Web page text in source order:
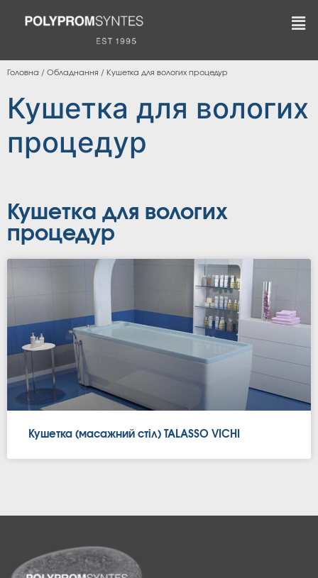
Головна / Обладнання / Кушетка для вологих процедур
Кушетка для вологих
процедур
Кушетка для вологих
процедур
Кушетка (масажний стіл) TALASSO VICHI